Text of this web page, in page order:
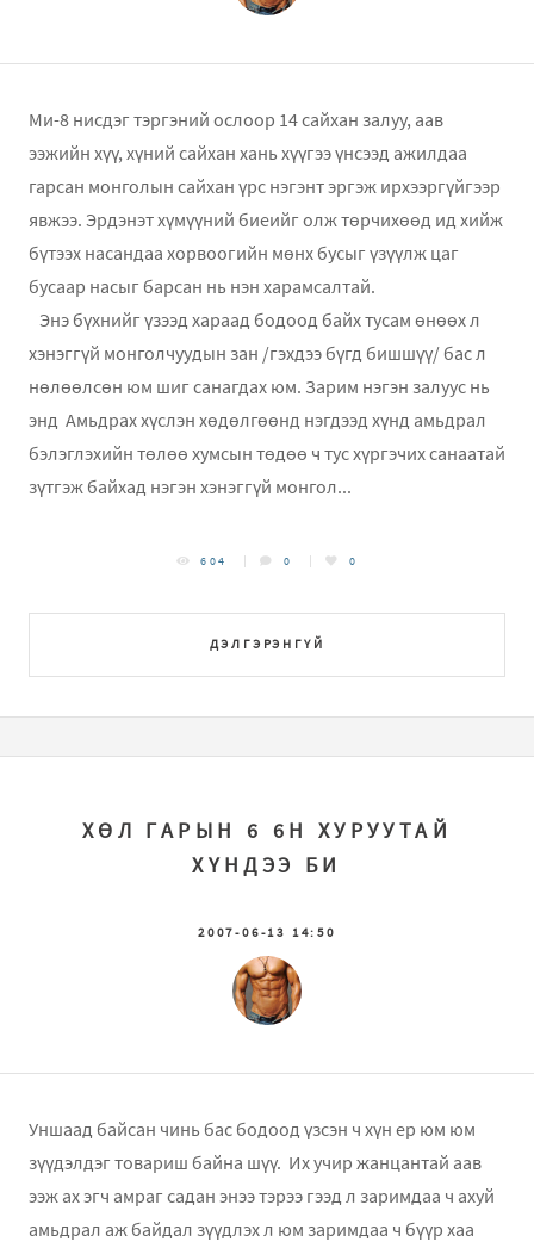
Ми-8 нисдэг тэргэний ослоор 14 сайхан залуу, аав
ээжийн хүү, хүний сайхан хань хүүгээ үнсээд ажилдаа
гарсан монголын сайхан үрс нэгэнт эргэж ирхээргүйгээр
явжээ. Эрдэнэт хүмүүний биеийг олж төрчихөөд ид хийж
бүтээх насандаа хорвоогийн мөнх бусыг үзүүлж цаг
бусаар насыг барсан нь нэн харамсалтай.
Энэ бүхнийг үзээд хараад бодоод байх тусам өнөөх л
хэнэггүй монголчуудын зан /гэхдээ бүгд бишшүү/ бас л
нөлөөлсөн юм шиг санагдах юм. Зарим нэгэн залуус нь
энд Амьдрах хүслэн хөдөлгөөнд нэгдээд хүнд амьдрал
бэлэглэхийн төлөө хумсын төдөө ч тус хүргэчих санаатай
зүтгэж байхад нэгэн хэнэггүй монгол...
ДЭЛГЭРЭНГҮЙ
604 0 0
ХӨЛ ГАРЫН 6 6Н ХУРУУТАЙ
ХҮНДЭЭ БИ
2007-06-13 14:50
Уншаад байсан чинь бас бодоод үзсэн ч хүн ер юм юм
зүүдэлдэг товариш байна шүү. Их учир жанцантай аав
ээж ах эгч амраг садан энээ тэрээ гээд л заримдаа ч ахуй
амьдрал аж байдал зүүдлэх л юм заримдаа ч бүүр хаа